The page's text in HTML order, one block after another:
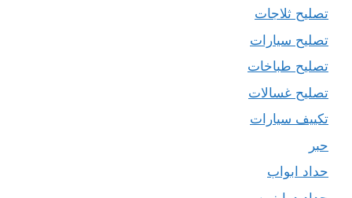
تصليح ثلاجات
تصليح سيارات
تصليح طباخات
تصليح غسالات
تكييف سيارات
حبر
حداد ابواب